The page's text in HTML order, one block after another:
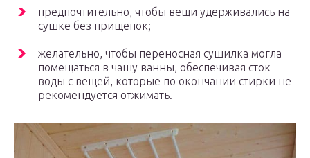
предпочтительно, чтобы вещи удерживались на
сушке без прищепок;
желательно, чтобы переносная сушилка могла
помещаться в чашу ванны, обеспечивая сток
воды с вещей, которые по окончании стирки не
рекомендуется отжимать.